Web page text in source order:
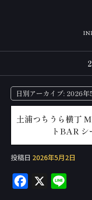
日別アーカイブ: 2026年
土浦つちうら横丁
トBAR シ
投稿日 2026年5月2日
F X